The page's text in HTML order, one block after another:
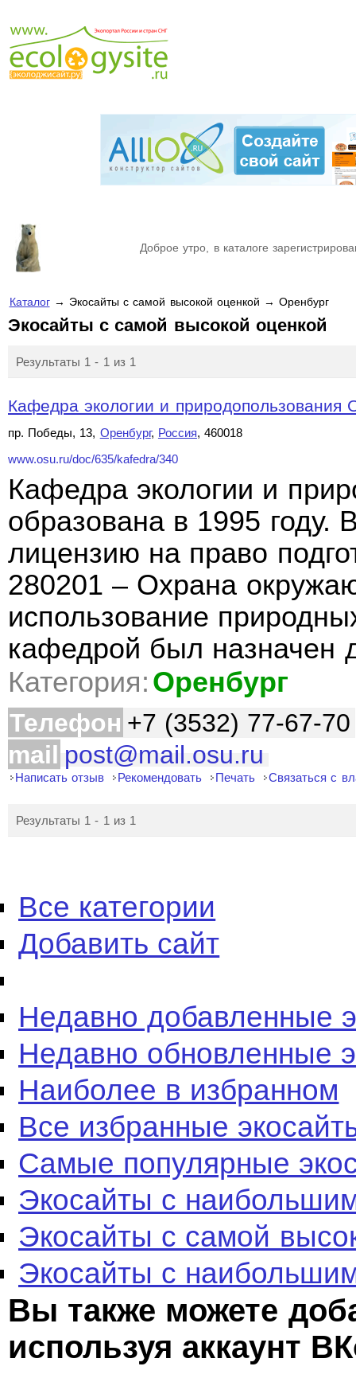
Доброе утро, в каталоге
Каталог→ Экосайты с самой высокой оценкой → Оренбург
Экосайты с самой высокой оценкой
Результаты 1 - 1 из 1
Кафедра экологии и природопользования
пр. Победы, 13, Оренбург, Россия, 460018
www.osu.ru/doc/635/kafedra/340
Кафедра экологии и
образована в 1995 году.
лицензию на право
280201 – Охрана
использование
кафедрой был назначен
Категория: Оренбург
Телефон +7 (3532) 77-67-70
mail post@mail.osu.ru
Написать отзыв Рекомендовать Печать Связаться с
Результаты 1 - 1 из 1
Все категории
Добавить сайт
Недавно добавленные
Недавно обновленные
Наиболее в избранном
Все избранные
Самые популярные
Экосайты с
Экосайты с самой
Экосайты с
Вы также можете
используя аккаунт